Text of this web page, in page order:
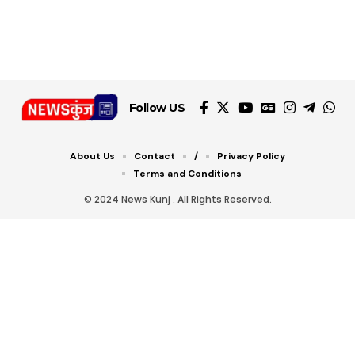
Follow US
© 2024 News Kunj . All Rights Reserved.
About Us Contact /
Privacy Policy
Terms and Conditions